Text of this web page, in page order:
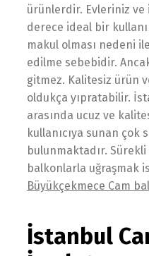
ürünlerdir. Evleriniz ve
derece ideal bir
makul olması nedeni
edilme sebebidir.
gitmez. Kalitesiz ürün
oldukça yıpratabilir.
arasında ucuz ve
kullanıcıya sunan çok
bulunmaktadır.
balkonlarla uğraşmak
Büyükçekmece Cam
İstanbul